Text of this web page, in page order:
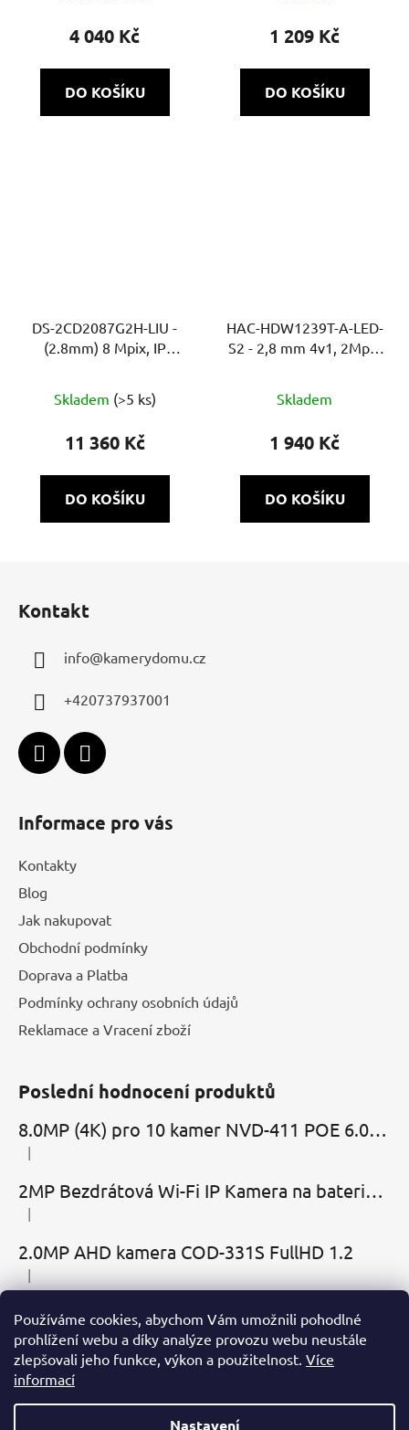
Používáme cookies, abychom Vám umožnili pohodlné
prohlížení webu a díky analýze provozu webu neustále
zlepšovali jeho funkce, výkon a použitelnost. Více
informací
Nastavení
4 040 Kč
DO KOŠÍKU
1 209 Kč
DO KOŠÍKU
DS-2CD2087G2H-LIU -
(2.8mm) 8 Mpix, IP
Skladem (>5 ks)
11 360 Kč
DO KOŠÍKU
HAC-HDW1239T-A-LED-
S2 - 2,8 mm 4v1, 2Mpix
Skladem
1 940 Kč
DO KOŠÍKU
Kontakt
info@kamerydomu.cz
+420737937001
Informace pro vás
Kontakty
Blog
Jak nakupovat
Obchodní podmínky
Doprava a Platba
Podmínky ochrany osobních údajů
Reklamace a Vracení zboží
Poslední hodnocení produktů
8.0MP (4K) pro 10 kamer NVD-411 POE 6.0 Cloud
Hodnocení produktu je 5 z 5 hvězdiček.
|
2MP Bezdrátová Wi-Fi IP Kamera na baterie MBC-Cubic s mikrofonem, reproduktorem a slotem microSD
Hodnocení produktu je 2 z 5 hvězdiček.
|
2.0MP AHD kamera COD-331S FullHD 1.2
Hodnocení produktu je 5 z 5 hvězdiček.
|
Přijímáme online platby